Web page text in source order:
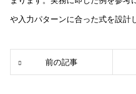
や入力パターンに合った式を設計
前の記事